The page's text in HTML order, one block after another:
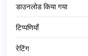
डाउनलोड किया गया
टिप्पणियाँ
रेटिंग